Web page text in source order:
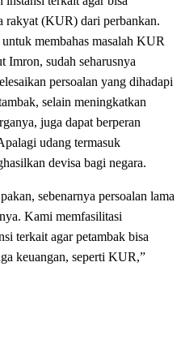
rakyat (KUR) dari perbankan.
membahas masalah KUR
Imron, sudah seharusnya
persoalan yang dihadapi
selain meningkatkan
juga dapat berperan
udang termasuk
devisa bagi negara.
sebenarnya persoalan lama
Kami memfasilitasi
terkait agar petambak bisa
keuangan, seperti KUR,”